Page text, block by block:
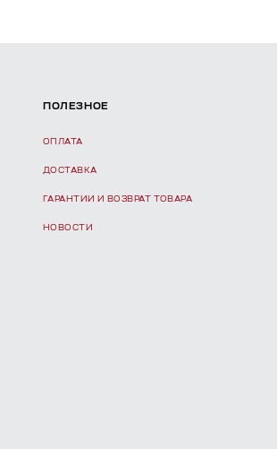
ПОЛЕЗНОЕ
ОПЛАТА
ДОСТАВКА
ГАРАНТИИ И ВОЗВРАТ ТОВАРА
НОВОСТИ